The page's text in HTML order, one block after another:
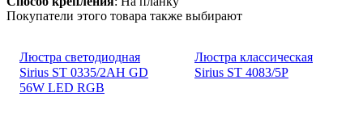
Покупатели этого товара также выбирают
Люстра светодиодная
Sirius ST 0335/2АH GD
56W LED RGB
Люстра классическая
Sirius SТ 4083/5P